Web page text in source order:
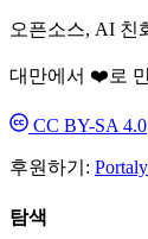
오픈소스, AI 친
대만에서 ❤️로
CC BY-SA 4.0
후원하기:
탐색